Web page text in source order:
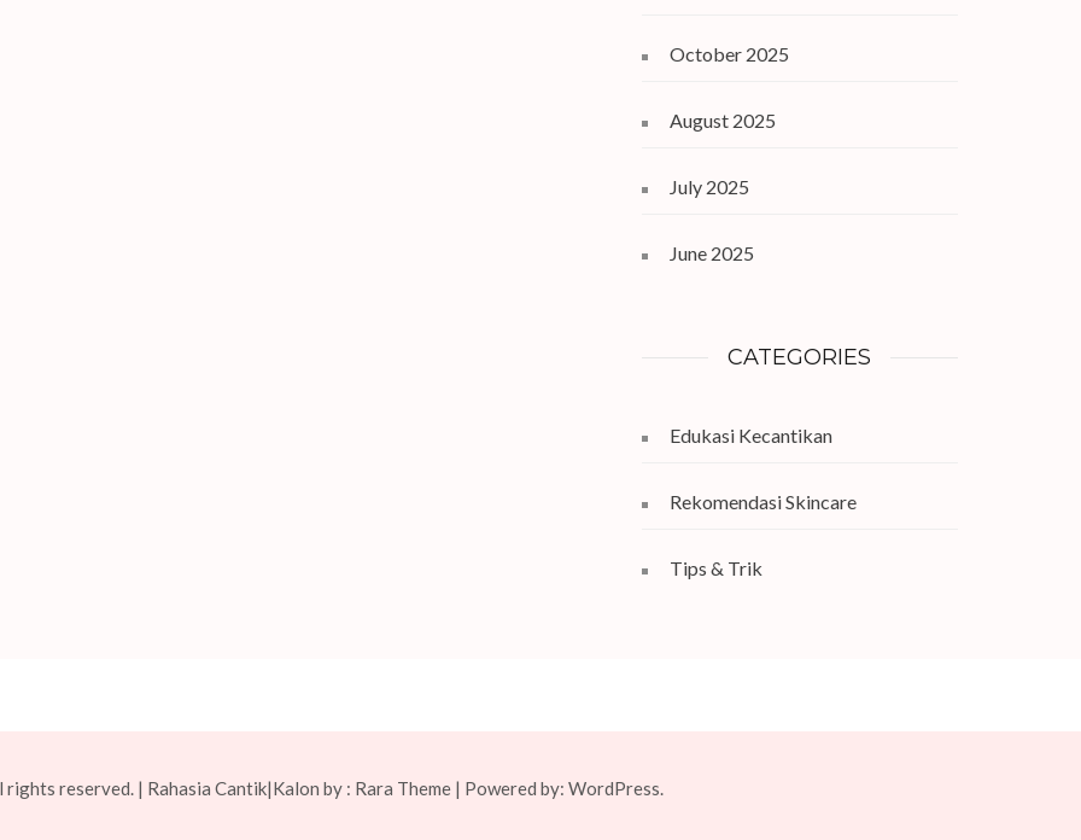
October 2025
August 2025
July 2025
June 2025
CATEGORIES
Edukasi Kecantikan
Rekomendasi Skincare
Tips & Trik
reserved. | Rahasia Cantik|Kalon by : Rara Theme | Powered by: WordPress.